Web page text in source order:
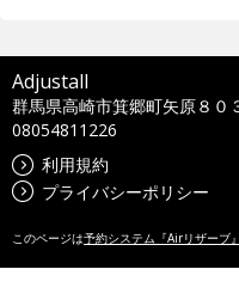
Adjustall
群馬県高崎市箕郷町矢原８０
08054811226
利用規約
プライバシーポリシー
このページは予約システム『Airリザーブ』